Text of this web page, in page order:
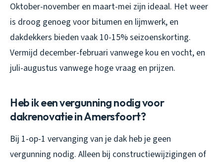
Oktober-november en maart-mei zijn ideaal. Het weer
is droog genoeg voor bitumen en lijmwerk, en
dakdekkers bieden vaak 10-15% seizoenskorting.
Vermijd december-februari vanwege kou en vocht, en
juli-augustus vanwege hoge vraag en prijzen.
Heb ik een vergunning nodig voor
dakrenovatie in Amersfoort?
Bij 1-op-1 vervanging van je dak heb je geen
vergunning nodig. Alleen bij constructiewijzigingen of